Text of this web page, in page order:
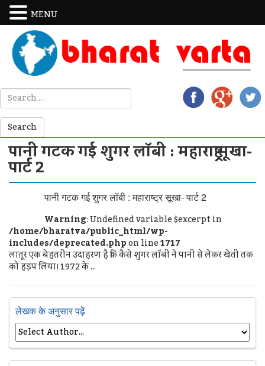
पानी गटक गई शुगर लॉबी : महाराष्ट्र सूखा-
पार्ट 2
पानी गटक गई शुगर लॉबी : महाराष्ट्र सूखा- पार्ट 2
Warning: Undefined variable $excerpt in
/home/bharatva/public_html/wp-
includes/deprecated.phpon line1717
लातूर एक बेहतरीन उदाहरण है कि कैसे शुगर लॉबी ने पानी से लेकर खेती तक
को हड़प लिया। 1972 के ...
लेखक के अनुसार पढ़ें
MENU